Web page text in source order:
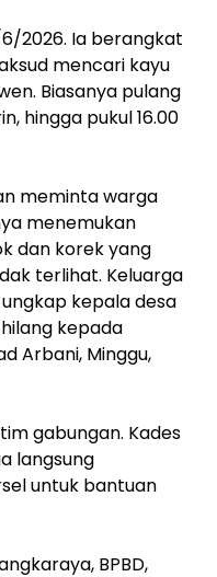
2026. Ia berangkat
mencari kayu
Biasanya pulang
hingga pukul 16.00
meminta warga
menemukan
dan korek yang
terlihat. Keluarga
kepala desa
kepada
Arbani, Minggu,
gabungan. Kades
langsung
untuk bantuan
BPBD,